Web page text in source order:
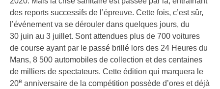
des reports successifs de l’épreuve. Cette fois, c’est sûr,
l’événement va se dérouler dans quelques jours, du
30 juin au 3 juillet. Sont attendues plus de 700 voitures
de course ayant par le passé brillé lors des 24 Heures du
Mans, 8 500 automobiles de collection et des centaines
de milliers de spectateurs. Cette édition qui marquera le
20e anniversaire de la compétition possède d’ores et déjà